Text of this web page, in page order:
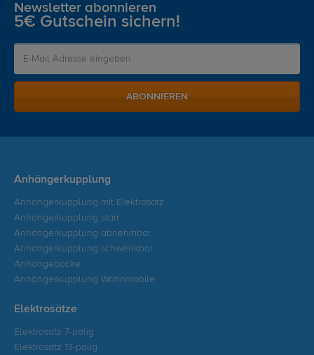
Newsletter abonnieren
5€ Gutschein sichern!
ABONNIEREN
Anhängerkupplung
Anhängerkupplung mit Elektrosatz
Anhängerkupplung starr
Anhängerkupplung abnehmbar
Anhängerkupplung schwenkbar
Anhängeböcke
Anhängerkupplung Wohnmobile
Elektrosätze
Elektrosatz 7-polig
Elektrosatz 13-polig